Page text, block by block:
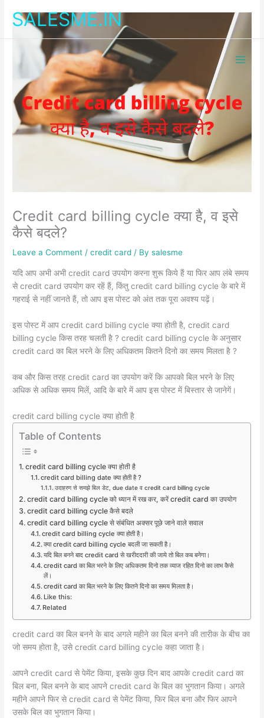
SALESME.IN
Credit card billing cycle क्या है, व इसे
कैसे बदले?
Leave a Comment /credit card / Bysalesme
यदि आप अभी अभी credit card उपयोग करना शुरू किये हैं या फिर आप लंबे समय
से credit card उपयोग कर रहें हैं, किंतु credit card billing cycle के बारे में
गहराई से नहीं जानते हैं, तो आप इस पोस्ट को अंत तक पूरा अवश्य पढ़ें।
इस पोस्ट में आप credit card billing cycle क्या होती है, credit card
billing cycle किस तरह चलती है ? credit card billing cycle के अनुसार
credit card का बिल भरने के लिए अधिकतम कितने दिनो का समय मिलता है ?
कब और किस तरह credit card का उपयोग करें कि आपको बिल भरने के लिए
अधिक से अधिक समय मिलें, आदि के बारे में आप इस पोस्ट में बिस्तार से जानेगें।
credit card billing cycle क्या होती है
Table of Contents
credit card billing cycle क्या होती है
credit card billing date क्या होती है ?
उदाहरण से समझे बिल डेट, due date व credit card billing cycle
credit card billing cycle को ध्यान में रख कर, करें credit card का उपयोग
credit card billing cycle कैसे बदले
credit card billing cycle से संबंधित अक्सर पूछे जाने वाले सवाल
credit card billing cycle क्या होती है।
क्या credit card billing cycle बदली जा सकती है।
यदि बिल बनने बाद credit card से खरीददारी की जाये तो बिल कब बनेगा।
credit card का बिल भरने के लिए अधिकतम दिनो तक व्याज रहित दिनो का लाभ कैसे
लें।
credit card का बिल भरने के लिए कितने दिनो का समय मिलता है।
Like this:
Related
credit card का बिल बनने के बाद अगले महीने का बिल बनने की तारीक के बीच का
जो समय होता है, उसे credit card billing cycle कहा जाता है।
आपने credit card से पेमेंट किया, इसके कुछ दिन बाद आपके credit card का
बिल बना, बिल बनने के बाद आपने credit card के बिल का भुगतान किया। अगले
महीने आपने फिर से credit card से पेमेंट किया, फिर बिल बना और फिर आपने
उसके बिल का भुगतान किया।